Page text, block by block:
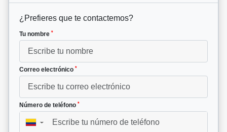
¿Prefieres que te contactemos?
Tu nombre *
Correo electrónico *
Número de teléfono *
▼